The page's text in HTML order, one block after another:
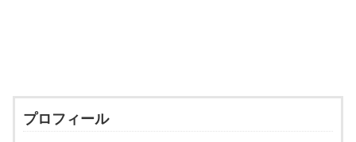
プロフィール